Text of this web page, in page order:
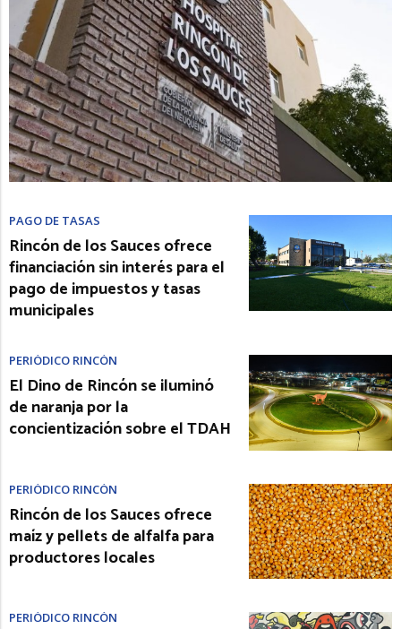
PAGO DE TASAS
Rincón de los Sauces ofrece
financiación sin interés para el
pago de impuestos y tasas
municipales
PERIÓDICO RINCÓN
El Dino de Rincón se iluminó
de naranja por la
concientización sobre el TDAH
PERIÓDICO RINCÓN
Rincón de los Sauces ofrece
maíz y pellets de alfalfa para
productores locales
PERIÓDICO RINCÓN